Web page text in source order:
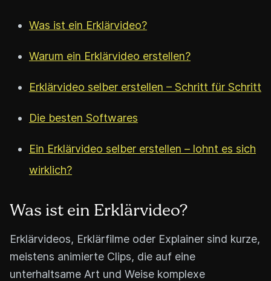
Was ist ein Erklärvideo?
Warum ein Erklärvideo erstellen?
Erklärvideo selber erstellen – Schritt für Schritt
Die besten Softwares
Ein Erklärvideo selber erstellen – lohnt es sich
wirklich?
Was ist ein Erklärvideo?
Erklärvideos, Erklärfilme oder Explainer sind kurze,
meistens animierte Clips, die auf eine
unterhaltsame Art und Weise komplexe